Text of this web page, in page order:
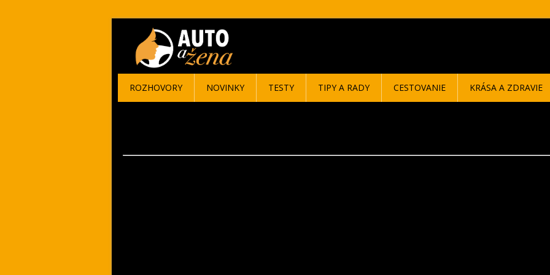
ROZHOVORY NOVINKY TESTY TIPY A RADY CESTOVANIE KRÁSA A ZDRAVIE